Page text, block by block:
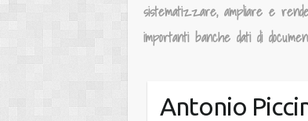
sistematizzare, ampliare e
importanti banche dati di
Antonio